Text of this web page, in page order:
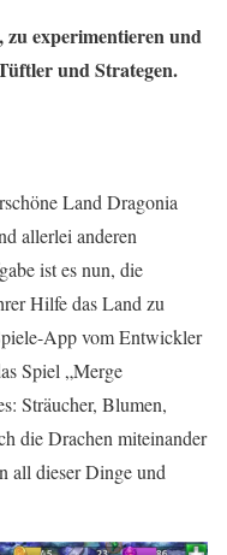
zu experimentieren und
und Strategen.
Land Dragonia
allerlei anderen
ist es nun, die
Hilfe das Land zu
App vom Entwickler
Spiel „Merge
Sträucher, Blumen,
die Drachen miteinander
all dieser Dinge und